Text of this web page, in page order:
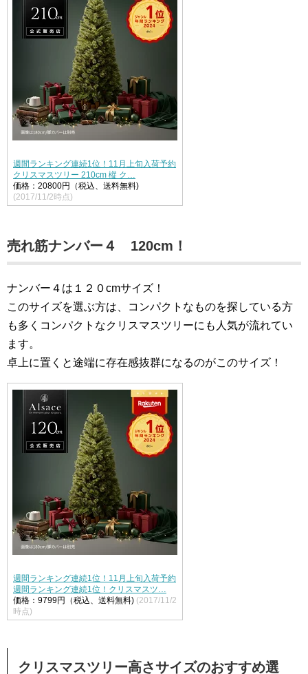
週間ランキング連続1位！11月上旬入荷予約
クリスマスツリー 210cm 樅 ク…
価格：20800円（税込、送料無料)
(2017/11/2時点)
売れ筋ナンバー４ 120cm！
ナンバー４は１２０cmサイズ！
このサイズを選ぶ方は、コンパクトなものを探している方
も多くコンパクトなクリスマスツリーにも人気が流れてい
ます。
卓上に置くと途端に存在感抜群になるのがこのサイズ！
週間ランキング連続1位！11月上旬入荷予約
週間ランキング連続1位！クリスマスツ…
価格：9799円（税込、送料無料) (2017/11/2
時点)
クリスマスツリー高さサイズのおすすめ選